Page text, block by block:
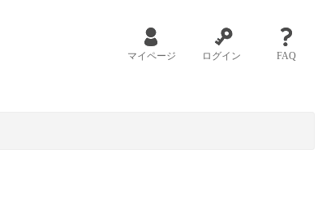
マイページ ログイン FAQ